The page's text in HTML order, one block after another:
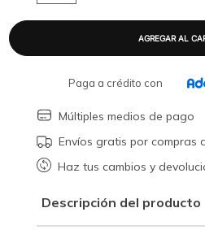
Paga a crédito con
Múltiples medios de pago
Envíos gratis por compras
Haz tus cambios y
Descripción del producto